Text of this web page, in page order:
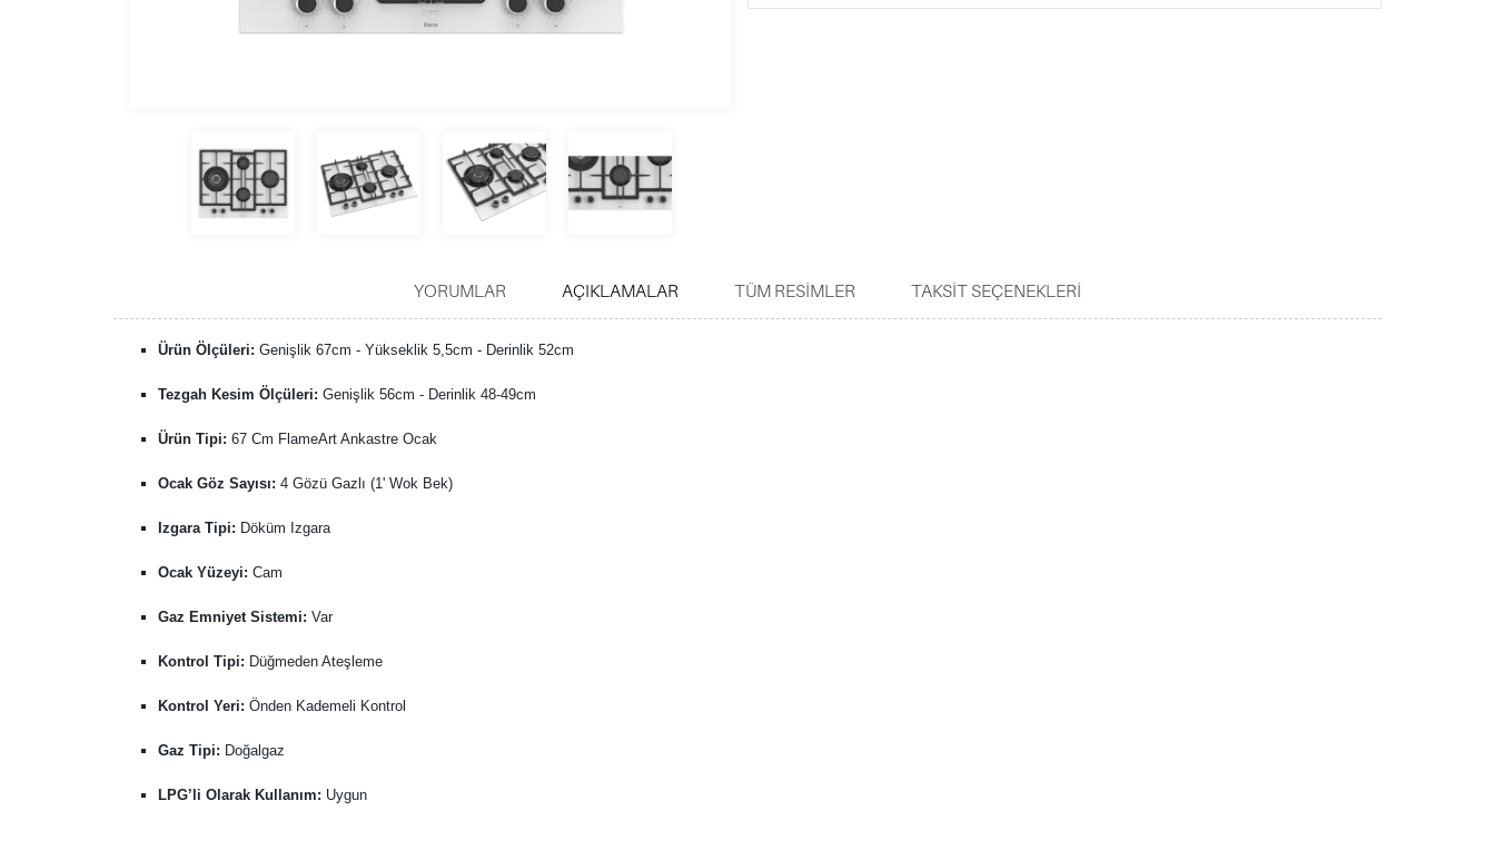
YORUMLAR AÇIKLAMALAR TÜM RESIMLER TAKSIT SEÇENEKLERI
Ürün Ölçüleri: Genişlik 67cm - Yükseklik 5,5cm - Derinlik 52cm
Tezgah Kesim Ölçüleri: Genişlik 56cm - Derinlik 48-49cm
Ürün Tipi: 67 Cm FlameArt Ankastre Ocak
Ocak Göz Sayısı: 4 Gözü Gazlı (1' Wok Bek)
Izgara Tipi: Döküm Izgara
Ocak Yüzeyi: Cam
Gaz Emniyet Sistemi: Var
Kontrol Tipi: Düğmeden Ateşleme
Kontrol Yeri: Önden Kademeli Kontrol
Gaz Tipi: Doğalgaz
LPG’li Olarak Kullanım: Uygun